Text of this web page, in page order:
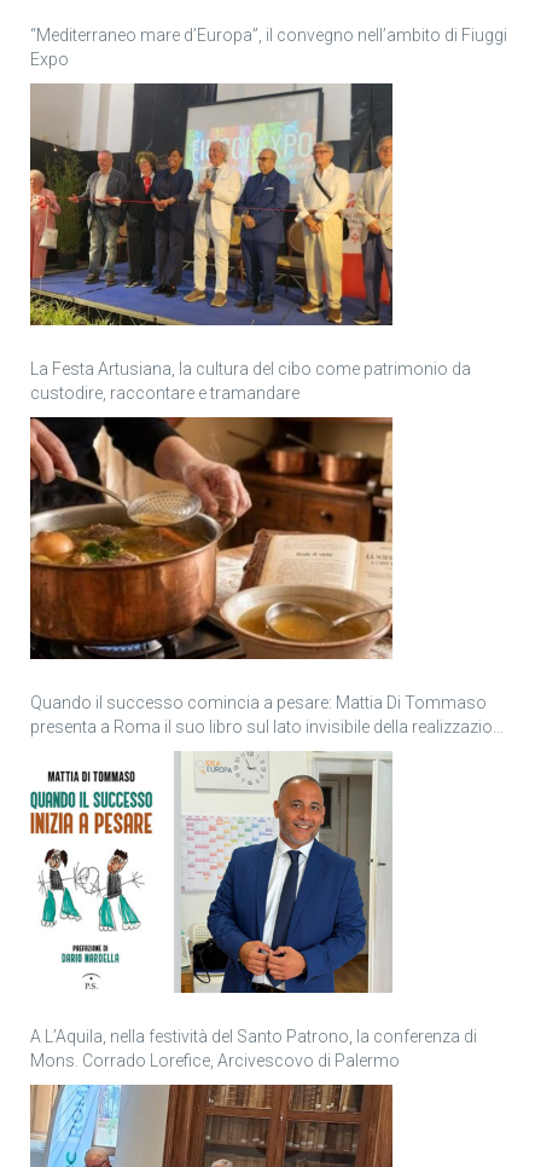
“Mediterraneo mare d’Europa”, il convegno nell’ambito di Fiuggi
Expo
La Festa Artusiana, la cultura del cibo come patrimonio da
custodire, raccontare e tramandare
Quando il successo comincia a pesare: Mattia Di Tommaso
presenta a Roma il suo libro sul lato invisibile della realizzazione
A L’Aquila, nella festività del Santo Patrono, la conferenza di
Mons. Corrado Lorefice, Arcivescovo di Palermo